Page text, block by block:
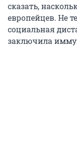
сказать,
европейцев. Не
социальная
заключила